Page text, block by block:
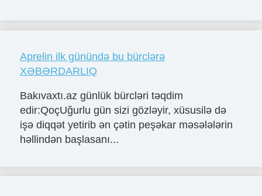
Aprelin ilk günündə bu bürclərə
XƏBƏRDARLIQ
Bakıvaxtı.az günlük bürcləri təqdim
edir:QoçUğurlu gün sizi gözləyir, xüsusilə də
işə diqqət yetirib ən çətin peşəkar məsələlərin
həllindən başlasanı...